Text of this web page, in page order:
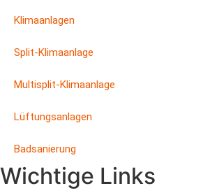
Klimaanlagen
Split-Klimaanlage
Multisplit-Klimaanlage
Lüftungsanlagen
Badsanierung
Wichtige Links